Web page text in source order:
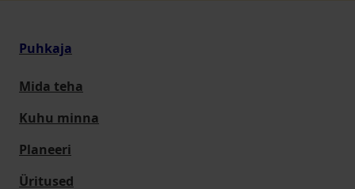
Puhkaja
Mida teha
Kuhu minna
Planeeri
Üritused